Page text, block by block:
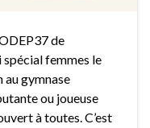
de
femmes le
gymnase
ou joueuse
à toutes. C’est